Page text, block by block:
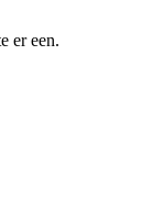
er een.